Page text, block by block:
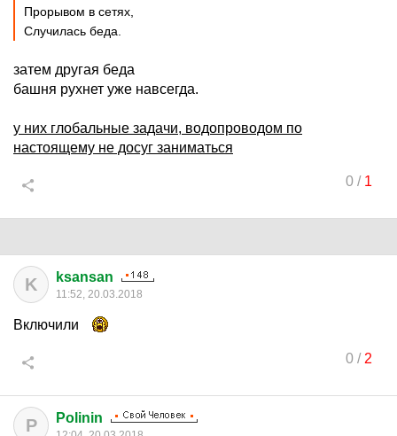
Прорывом в сетях,
Случилась беда.
затем другая беда
башня рухнет уже навсегда.
у них глобальные задачи, водопроводом по
настоящему не досуг заниматься
0/ 1
K ksansan
11:52, 20.03.2018
Включили
0/ 2
P Polinin